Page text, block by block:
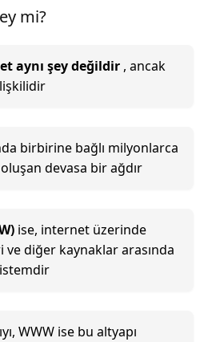
mi?
aynı şey değildir , ancak
birbirine bağlı milyonlarca
devasa bir ağdır
ise, internet üzerinde
ve diğer kaynaklar arasında
WWW ise bu altyapı